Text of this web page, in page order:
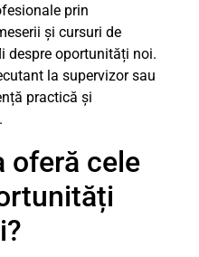
prin
și cursuri de
despre oportunități noi.
la supervizor sau
practică și
oferă cele